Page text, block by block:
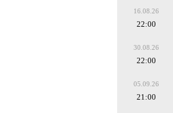
16.08.26
22:00
30.08.26
22:00
05.09.26
21:00